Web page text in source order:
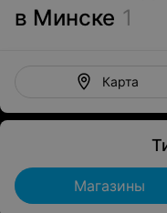
в Минске 1
Карта
Магазины